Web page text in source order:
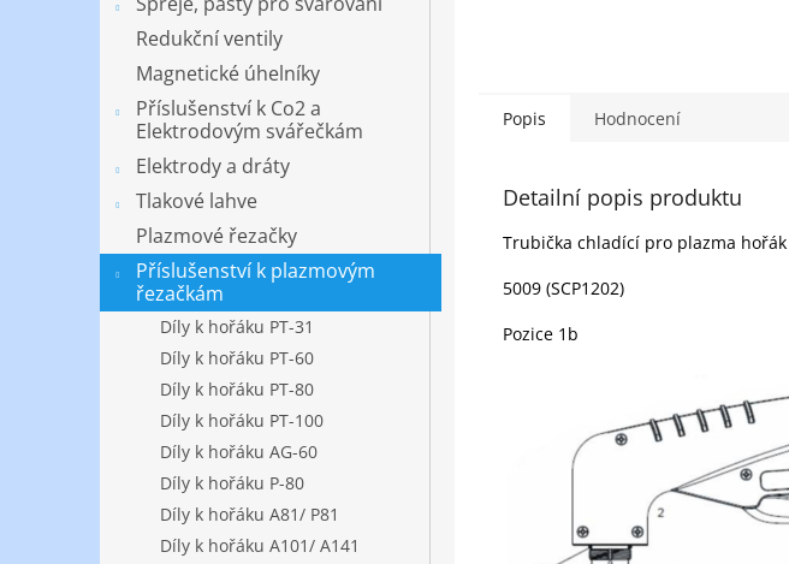
Redukční ventily
Magnetické úhelníky
Příslušenství k Co2 a
Elektrodovým svářečkám
Elektrody a dráty
Tlakové lahve
Plazmové řezačky
Příslušenství k plazmovým
řezačkám
Díly k hořáku PT-31
Díly k hořáku PT-60
Díly k hořáku PT-80
Díly k hořáku PT-100
Díly k hořáku AG-60
Díly k hořáku P-80
Díly k hořáku A81/ P81
Díly k hořáku A101/ A141
Popis Hodnocení
Detailní popis produktu
Trubička chladící pro plazma hořák
5009 (SCP1202)
Pozice 1b